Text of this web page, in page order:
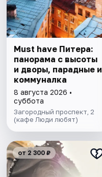
Must have Питера:
панорама с высоты
и дворы, парадные и
коммуналка
8 августа 2026 •
суббота
Загородный проспект, 2
(кафе Люди любят)
от 2 300 ₽